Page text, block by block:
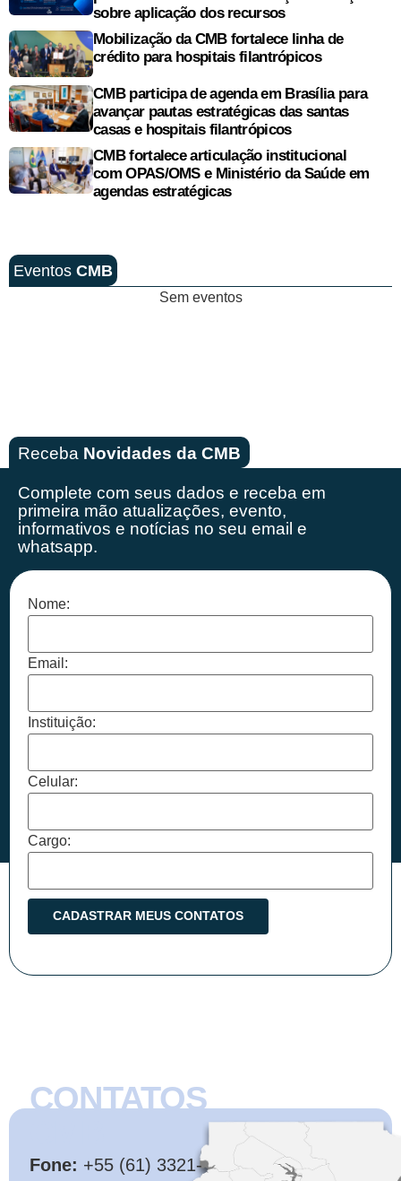
sobre aplicação dos recursos
Mobilização da CMB fortalece linha de
crédito para hospitais filantrópicos
CMB participa de agenda em Brasília para
avançar pautas estratégicas das santas
casas e hospitais filantrópicos
CMB fortalece articulação institucional
com OPAS/OMS e Ministério da Saúde em
agendas estratégicas
Eventos CMB
Sem eventos
Receba Novidades da CMB
Complete com seus dados e receba em
primeira mão atualizações, evento,
informativos e notícias no seu email e
whatsapp.
Nome:
Email:
Instituição:
Celular:
Cargo:
CONTATOS
Fone: +55 (61) 3321-